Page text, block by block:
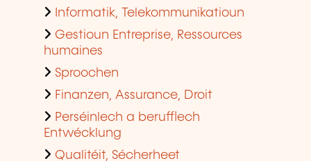
Informatik, Telekommunikatioun
Gestioun Entreprise, Ressources
humaines
Sproochen
Finanzen, Assurance, Droit
Perséinlech a berufflech
Entwécklung
Qualitéit, Sécherheet